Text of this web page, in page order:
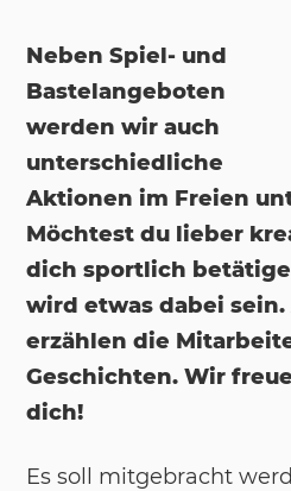
Neben Spiel- und
Bastelangeboten
werden wir auch
unterschiedliche
Aktionen im Freien
Möchtest du lieber
dich sportlich
wird etwas dabei
erzählen die
Geschichten. Wir
dich!
Es soll mit­ge­bracht